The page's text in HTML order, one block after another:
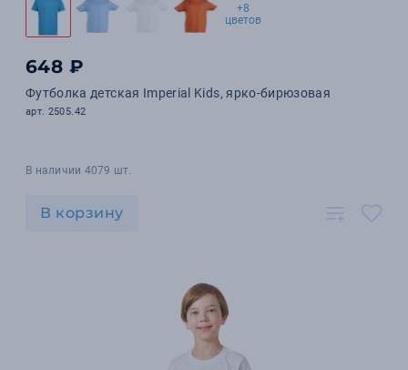
+8
цветов
648 ₽
Футболка детская Imperial Kids, ярко-бирюзовая
арт. 2505.42
В наличии 4079 шт.
В корзину